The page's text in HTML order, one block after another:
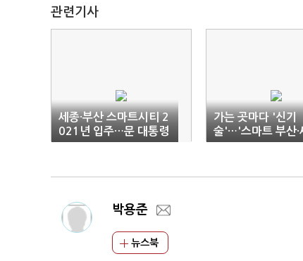
관련기사
세종·부산 스마트시티 2
021년 입주…문 대통령
"새로운 문명도시 될
가는 곳마다 '신기
술'…'스마트 부산·
미래도시 선보인다
박용준
뉴스북